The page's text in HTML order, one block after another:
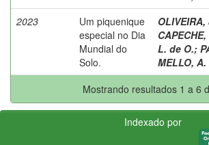
2023
Um piquenique
especial no Dia
Mundial do
Solo.
L. de O.;
MELLO,
Mostrando resultados 1 a 6
Indexado por